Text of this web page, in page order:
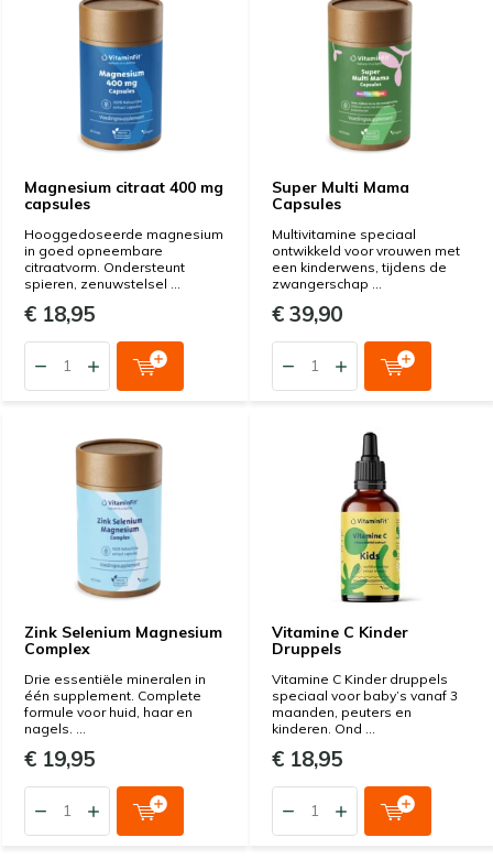
Magnesium citraat 400 mg
capsules
Hooggedoseerde magnesium
in goed opneembare
citraatvorm. Ondersteunt
spieren, zenuwstelsel ...
€ 18,95
Super Multi Mama
Capsules
Multivitamine speciaal
ontwikkeld voor vrouwen met
een kinderwens, tijdens de
zwangerschap ...
€ 39,90
Zink Selenium Magnesium
Complex
Drie essentiële mineralen in
één supplement. Complete
formule voor huid, haar en
nagels. ...
€ 19,95
Vitamine C Kinder
Druppels
Vitamine C Kinder druppels
speciaal voor baby’s vanaf 3
maanden, peuters en
kinderen. Ond ...
€ 18,95